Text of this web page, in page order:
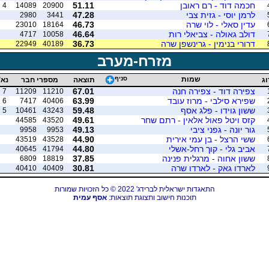
חכמה דוד - רם ראובן 51.11
20900
14089
4
לרמן יוסי - גזית צבי 47.28
3441
2980
עדין סאלי - לוי שרה 46.73
18164
23010
דולב גאולה - צביאלי רות 46.64
10058
4717
דרורי בנימין - גרינשפן שרה 36.73
40189
22949
מזרח-מערב
שמות סניף תוצאה מספרי חבר
1
צפירה דוד - צפירה חנה 67.01
11210
11209
7
שפירא סילבי - מרוז עובד 63.99
40406
7417
6
ששון גוידו - פלג אסף 59.48
43243
10461
5
קזס ויטל פאול אלאין - רתם שחר 49.61
43520
44585
גור יונה - גפני ציבי 49.13
9953
9958
ששי הרצל - בן עמי אירית 44.90
43528
43519
אביב גלי - קוך רחל-אשלי 44.80
41794
40645
ששון אחוה - מרגלית פנינה 37.85
18819
6809
לארדו גאק - לארדו שרה 30.81
40409
40410
התאגדות ישראלית לברידג' 2022 © כל הזכויות שמורות
תוכנות חישוב ותצוגת תוצאות:אסף עמית